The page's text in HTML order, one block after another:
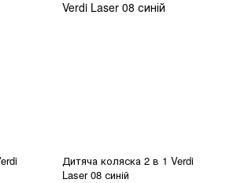
Дитяча коляска 2 в 1 Verdi
Laser 08 синій